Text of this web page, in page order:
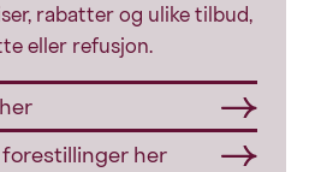
rabatter og ulike tilbud,
eller refusjon.
her